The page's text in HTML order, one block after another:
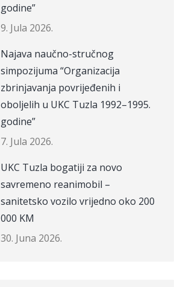
godine”
9. Jula 2026.
Najava naučno-stručnog
simpozijuma “Organizacija
zbrinjavanja povrijeđenih i
oboljelih u UKC Tuzla 1992–1995.
godine”
7. Jula 2026.
UKC Tuzla bogatiji za novo
savremeno reanimobil –
sanitetsko vozilo vrijedno oko 200
000 KM
30. Juna 2026.